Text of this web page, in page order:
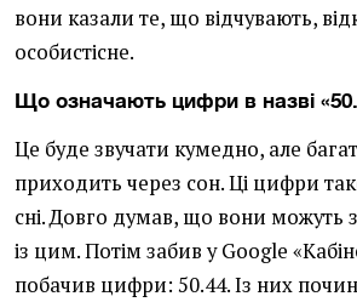
вони казали те, що відчувають,
особистісне.
Що означають цифри в назві
Це буде звучати кумедно, але
приходить через сон. Ці цифри
сні. Довго думав, що вони можуть
із цим. Потім забив у Google
побачив цифри: 50.44. Із них